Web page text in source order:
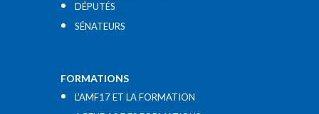
DÉPUTÉS
SÉNATEURS
FORMATIONS
L’AMF17 ET LA FORMATION